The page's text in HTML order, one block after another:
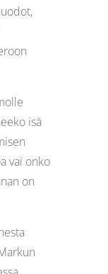
isä
vai onko
on